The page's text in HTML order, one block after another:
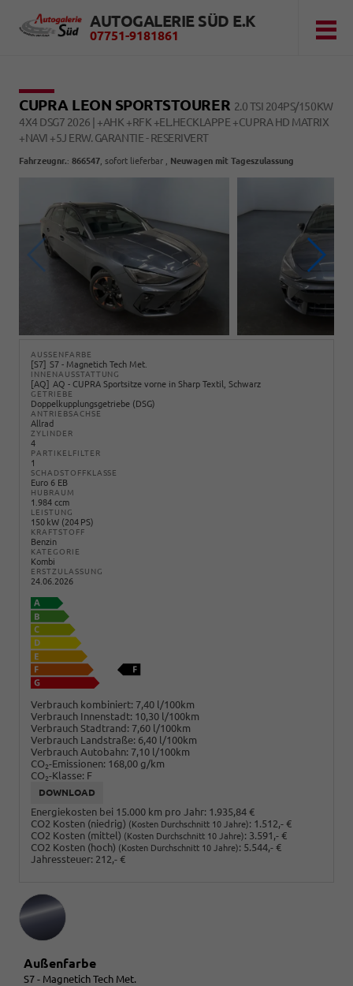
AUTOGALERIE SÜD E.K
07751-9181861
CUPRA LEON SPORTSTOURER 2.0 TSI 204PS/150KW
4X4 DSG7 2026 | +AHK +RFK +EL.HECKLAPPE +CUPRA HD MATRIX
+NAVI +5J ERW. GARANTIE - RESERIVERT
Fahrzeugnr.: 866547 sofort lieferbar Neuwagen mit Tageszulassung
AUSSENFARBE
S7 S7 - Magnetich Tech Met.
INNENAUSSTATTUNG
AQ AQ - CUPRA Sportsitze vorne in Sharp Textil, Schwarz
GETRIEBE
Doppelkupplungsgetriebe (DSG)
ANTRIEBSACHSE
Allrad
ZYLINDER
4
PARTIKELFILTER
1
SCHADSTOFFKLASSE
Euro 6 EB
HUBRAUM
1.984 ccm
LEISTUNG
150 kW (204 PS)
KRAFTSTOFF
Benzin
KATEGORIE
Kombi
ERSTZULASSUNG
24.06.2026
Verbrauch kombiniert: 7,40 l/100km
Verbrauch Innenstadt: 10,30 l/100km
Verbrauch Stadtrand: 7,60 l/100km
Verbrauch Landstraße: 6,40 l/100km
Verbrauch Autobahn: 7,10 l/100km
CO2-Emissionen: 168,00 g/km
CO2-Klasse: F
DOWNLOAD
Energiekosten bei 15.000 km pro Jahr: 1.935,84 €
CO2 Kosten (niedrig) (Kosten Durchschnitt 10 Jahre): 1.512,- €
CO2 Kosten (mittel) (Kosten Durchschnitt 10 Jahre): 3.591,- €
CO2 Kosten (hoch) (Kosten Durchschnitt 10 Jahre): 5.544,- €
Jahressteuer: 212,- €
Außenfarbe
S7 - Magnetich Tech Met.